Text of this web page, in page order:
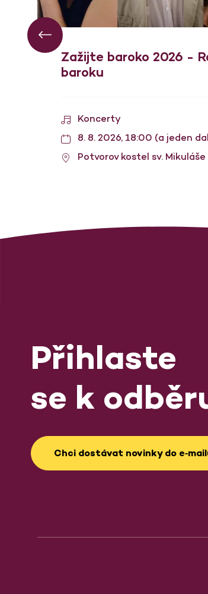
Zažijte baroko 2026 -
baroku
Koncerty
8. 8. 2026, 18:00 (a jeden
Potvorov kostel sv. Mikuláše
Přihlaste
se k
Chci dostávat novinky do